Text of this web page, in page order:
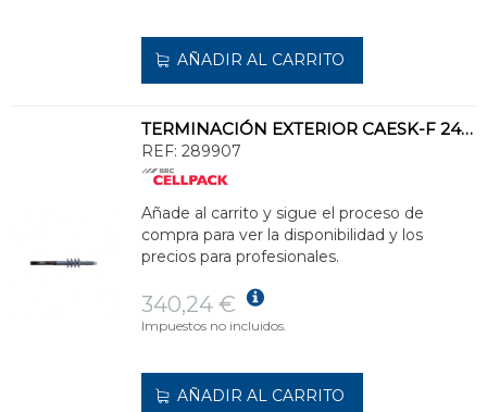
AÑADIR AL CARRITO
TERMINACIÓN EXTERIOR CAESK-F 24kV 120-240kV
REF: 289907
Añade al carrito y sigue el proceso de
compra para ver la disponibilidad y los
precios para profesionales.
340,24 €
Impuestos no incluidos.
AÑADIR AL CARRITO